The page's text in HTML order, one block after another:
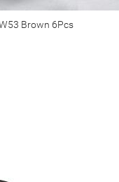
Brown 6Pcs